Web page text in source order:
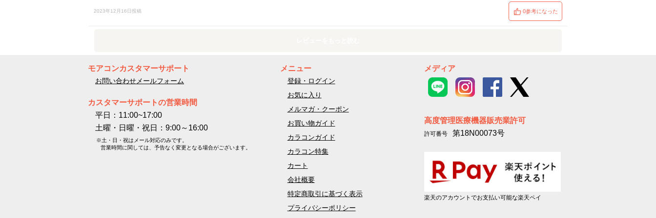
2023年12月16日投稿 0参考になった
モアコンカスタマーサポート
お問い合わせメールフォーム
カスタマーサポートの営業時間
平日：11:00~17:00
土曜・日曜・祝日：9:00～16:00
※土・日・祝はメール対応のみです。
営業時間に関しては、予告なく変更となる場合がございます。
メニュー
登録・ログイン
お気に入り
メルマガ・クーポン
お買い物ガイド
カラコンガイド
カラコン特集
カート
会社概要
特定商取引に基づく表示
プライバシーポリシー
メディア
高度管理医療機器販売業許可
許可番号 第18N00073号
楽天のアカウントでお支払い可能な楽天ペイ